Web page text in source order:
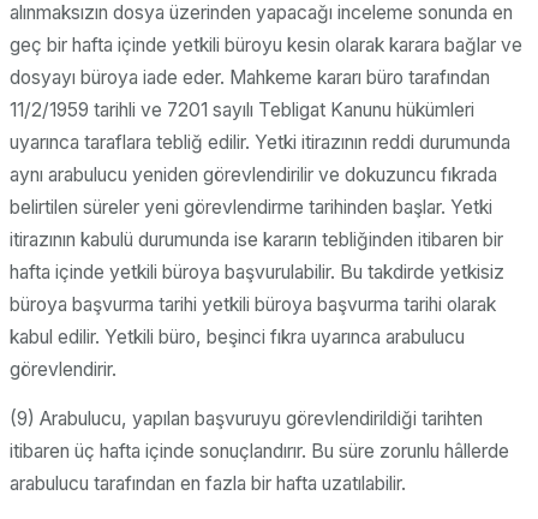
alınmaksızın dosya üzerinden yapacağı inceleme sonunda en
geç bir hafta içinde yetkili büroyu kesin olarak karara bağlar ve
dosyayı büroya iade eder. Mahkeme kararı büro tarafından
11/2/1959 tarihli ve 7201 sayılı Tebligat Kanunu hükümleri
uyarınca taraflara tebliğ edilir. Yetki itirazının reddi durumunda
aynı arabulucu yeniden görevlendirilir ve dokuzuncu fıkrada
belirtilen süreler yeni görevlendirme tarihinden başlar. Yetki
itirazının kabulü durumunda ise kararın tebliğinden itibaren bir
hafta içinde yetkili büroya başvurulabilir. Bu takdirde yetkisiz
büroya başvurma tarihi yetkili büroya başvurma tarihi olarak
kabul edilir. Yetkili büro, beşinci fıkra uyarınca arabulucu
görevlendirir.
(9) Arabulucu, yapılan başvuruyu görevlendirildiği tarihten
itibaren üç hafta içinde sonuçlandırır. Bu süre zorunlu hâllerde
arabulucu tarafından en fazla bir hafta uzatılabilir.